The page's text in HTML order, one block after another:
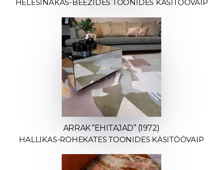
HELESINAKAS-BEEŽIDES TOONIDES KÄSITÖÖVAIP
ARRAK “EHITAJAD” (1972)
HALLIKAS-ROHEKATES TOONIDES KÄSITÖÖVAIP